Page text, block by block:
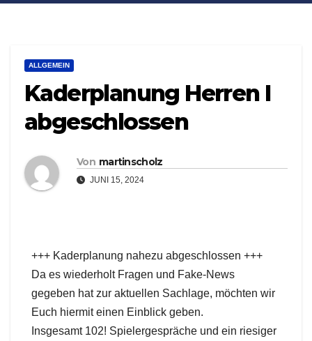
ALLGEMEIN
Kaderplanung Herren I
abgeschlossen
Von martinscholz
JUNI 15, 2024
+++ Kaderplanung nahezu abgeschlossen +++
Da es wiederholt Fragen und Fake-News
gegeben hat zur aktuellen Sachlage, möchten wir
Euch hiermit einen Einblick geben.
Insgesamt 102! Spielergespräche und ein riesiger